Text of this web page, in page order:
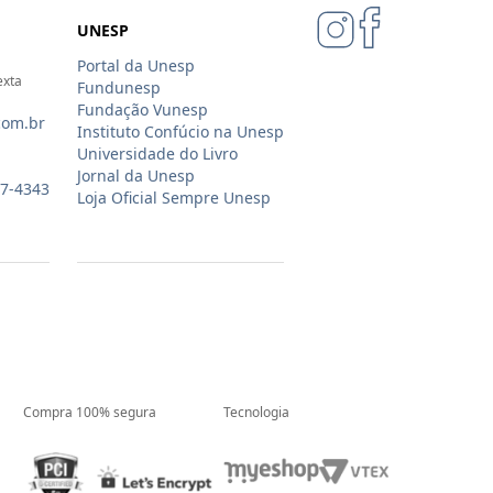
4343
UNESP
Portal da Unesp
Fundunesp
Fundação Vunesp
Instituto Confúcio na Unesp
Universidade do Livro
Jornal da Unesp
Loja Oficial Sempre Unesp
Compra 100% segura Tecnologia